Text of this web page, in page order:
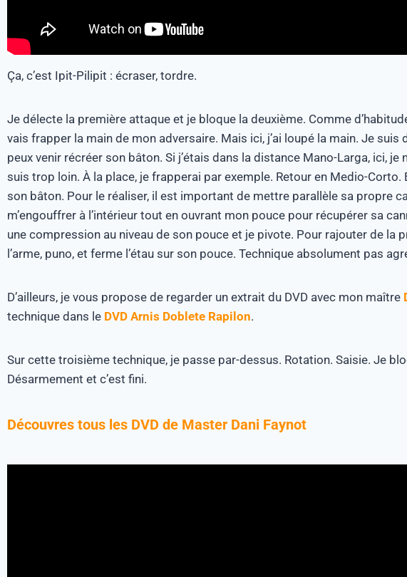
Ça, c’est Ipit-Pilipit : écraser, tordre.
Je délecte la première attaque et je bloque la deuxième. Comme
vais frapper la main de mon adversaire. Mais ici, j’ai loupé la main. Je suis
peux venir récréer son bâton. Si j’étais dans la distance Mano-Larga, ici, je
suis trop loin. À la place, je frapperai par exemple. Retour en Medio-Corto.
son bâton. Pour le réaliser, il est important de mettre parallèle sa propre
m’engouffrer à l’intérieur tout en ouvrant mon pouce pour récupérer sa
une compression au niveau de son pouce et je pivote. Pour rajouter de la
l’arme, puno, et ferme l ’étau sur son pouce. Technique absolument pas
D’ailleurs, je vous propose de regarder un extrait du DVD avec mon maître
technique dans le DVD Arnis Doblete Rapilon.
Sur cette troisième technique, je passe par-dessus. Rotation. Saisie. Je
Désarmement et c’est fini.
Découvres tous les DVD de Master Dani Faynot